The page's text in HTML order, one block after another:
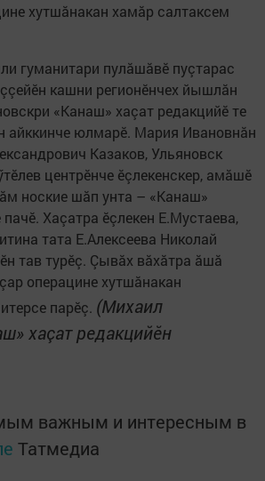
хутшăнакан хамăр салтаксем
гуманитари пулăшăвӗ пуçтарас
кашни регионӗнчех йышлăн
«Канаш» хаçат редакцийӗ те
айккинче юлмарӗ. Мария Ивановнăн
Казаков, Ульяновск
центрӗнче ӗçлекенскер, амăшӗ
ноские шăп унта – «Канаш»
Хаçатра ӗçлекен Е.Мустаева,
тата Е.Алексеева Николай
тав турӗç. Çывăх вăхăтра ăшă
операцине хутшăнакан
парӗç. (Михаил
хаçат редакцийӗн
важным и интересным в
Татмедиа